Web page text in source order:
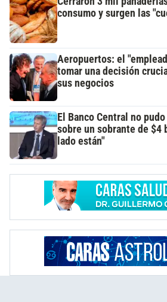
consumo y surgen las
Aeropuertos: el
tomar una decisión
sus negocios
El Banco Central no
sobre un sobrante de $4
lado están"